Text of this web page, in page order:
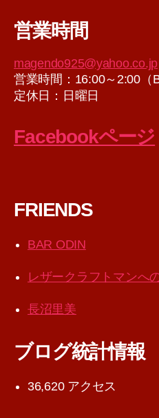
イ
営業時間
magendo925@yahoo.co.jp
営業時間：16:00～2:00（
定休日：日曜日
Facebookページ
FRIENDS
BAR ODIN
レザークラフトマンへ
長沼里美
ブログ統計情報
36,620 アクセス